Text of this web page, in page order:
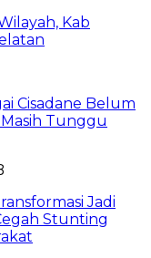
Kab
Cisadane Belum
Tunggu
Jadi
Stunting